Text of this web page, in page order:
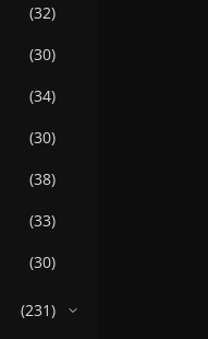
(32)
(30)
(34)
(30)
(38)
(33)
(30)
(231)